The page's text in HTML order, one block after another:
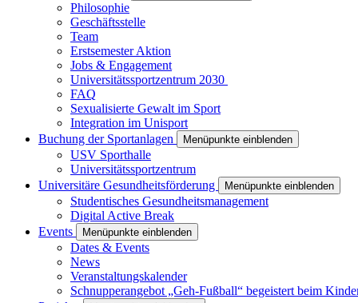
Philosophie
Geschäftsstelle
Team
Erstsemester Aktion
Jobs & Engagement
Universitätssportzentrum 2030
FAQ
Sexualisierte Gewalt im Sport
Integration im Unisport
Buchung der Sportanlagen
Menüpunkte einblenden
USV Sporthalle
Universitätssportzentrum
Universitäre Gesundheitsförderung
Menüpunkte einblenden
Studentisches Gesundheitsmanagement
Digital Active Break
Events
Menüpunkte einblenden
Dates & Events
News
Veranstaltungskalender
Schnupperangebot „Geh-Fußball“ begeistert beim